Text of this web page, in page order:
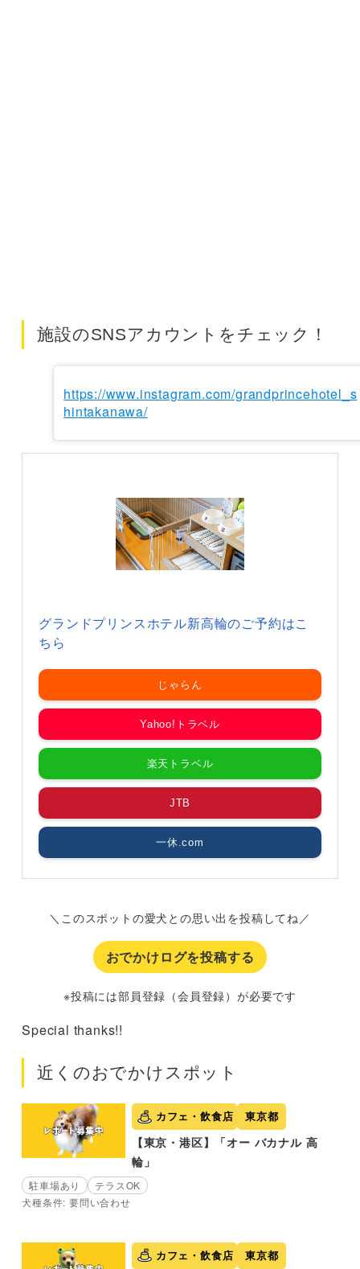
施設のSNSアカウントをチェック！
https://www.instagram.com/grandprincehotel_s
hintakanawa/
グランドプリンスホテル新高輪のご予約はこ
ちら
じゃらん
Yahoo!トラベル
楽天トラベル
JTB
一休.com
＼このスポットの愛犬との思い出を投稿してね／
おでかけログを投稿する
※投稿には部員登録（会員登録）が必要です
Special thanks!!
近くのおでかけスポット
カフェ・飲食店 東京都
【東京・港区】「オー バカナル 高
輪」
駐車場あり
テラスOK
犬種条件: 要問い合わせ
カフェ・飲食店 東京都